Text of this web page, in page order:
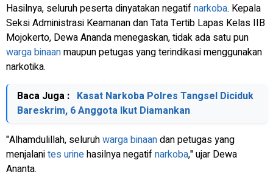
Hasilnya, seluruh peserta dinyatakan negatifnarkoba. Kepala
Seksi Administrasi Keamanan dan Tata Tertib Lapas Kelas IIB
Mojokerto, Dewa Ananda menegaskan, tidak ada satu pun
warga binaanmaupun petugas yang terindikasi menggunakan
narkotika.
Baca Juga : Kasat Narkoba Polres Tangsel Diciduk
Bareskrim, 6 Anggota Ikut Diamankan
"Alhamdulillah, seluruhwarga binaandan petugas yang
menjalanites urinehasilnya negatifnarkoba," ujar Dewa
Ananta.